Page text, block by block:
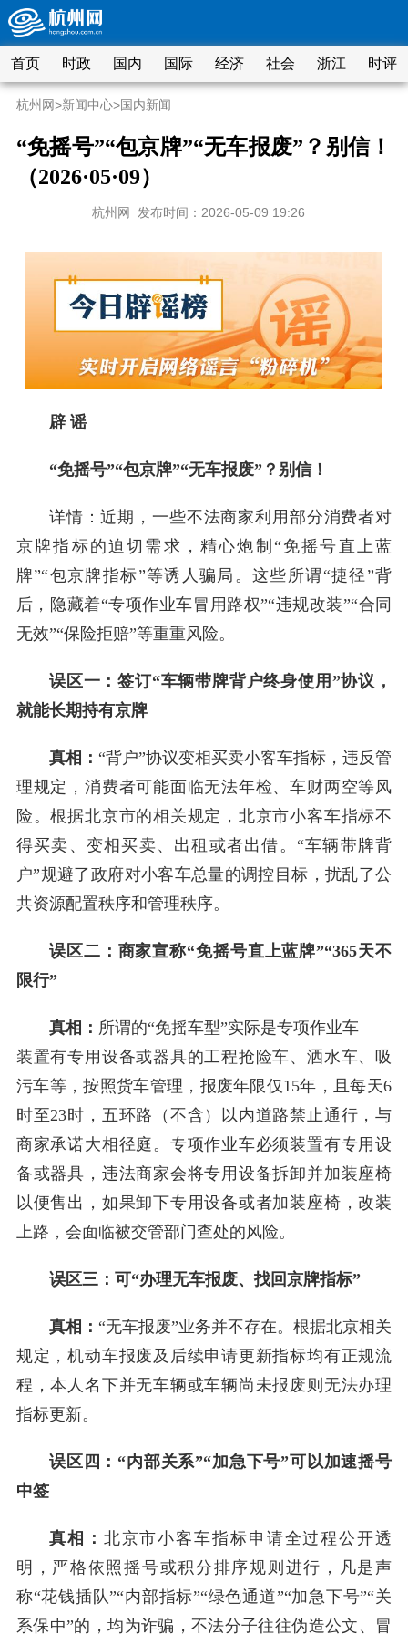
首页 时政 国内 国际 经济 社会 浙江 时评
杭州网>新闻中心>国内新闻
“免摇号”“包京牌”“无车报废”？别信！
（2026·05·09）
杭州网 发布时间：2026-05-09 19:26
辟 谣
“免摇号”“包京牌”“无车报废”？别信！
详情：近期，一些不法商家利用部分消费者对
京牌指标的迫切需求，精心炮制“免摇号直上蓝
牌”“包京牌指标”等诱人骗局。这些所谓“捷径”背
后，隐藏着“专项作业车冒用路权”“违规改装”“合同
无效”“保险拒赔”等重重风险。
误区一：签订“车辆带牌背户终身使用”协议，
就能长期持有京牌
真相： “背户”协议变相买卖小客车指标，违反管
理规定，消费者可能面临无法年检、车财两空等风
险。根据北京市的相关规定，北京市小客车指标不
得买卖、变相买卖、出租或者出借。“车辆带牌背
户”规避了政府对小客车总量的调控目标，扰乱了公
共资源配置秩序和管理秩序。
误区二：商家宣称“免摇号直上蓝牌”“365天不
限行”
真相： 所谓的“免摇车型”实际是专项作业车——
装置有专用设备或器具的工程抢险车、洒水车、吸
污车等，按照货车管理，报废年限仅15年，且每天6
时至23时，五环路（不含）以内道路禁止通行，与
商家承诺大相径庭。专项作业车必须装置有专用设
备或器具，违法商家会将专用设备拆卸并加装座椅
以便售出，如果卸下专用设备或者加装座椅，改装
上路，会面临被交管部门查处的风险。
误区三：可“办理无车报废、找回京牌指标”
真相： “无车报废”业务并不存在。根据北京相关
规定，机动车报废及后续申请更新指标均有正规流
程，本人名下并无车辆或车辆尚未报废则无法办理
指标更新。
误区四：“内部关系”“加急下号”可以加速摇号
中签
真相： 北京市小客车指标申请全过程公开透
明，严格依照摇号或积分排序规则进行，凡是声
称“花钱插队”“内部指标”“绿色通道”“加急下号”“关
系保中”的，均为诈骗，不法分子往往伪造公文、冒